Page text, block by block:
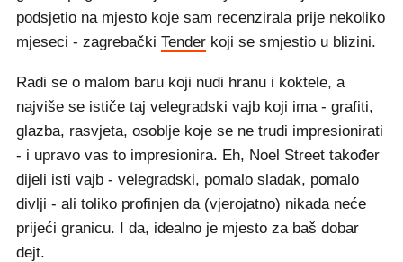
podsjetio na mjesto koje sam recenzirala prije nekoliko
mjeseci - zagrebački Tender koji se smjestio u blizini.
Radi se o malom baru koji nudi hranu i koktele, a
najviše se ističe taj velegradski vajb koji ima - grafiti,
glazba, rasvjeta, osoblje koje se ne trudi impresionirati
- i upravo vas to impresionira. Eh, Noel Street također
dijeli isti vajb - velegradski, pomalo sladak, pomalo
divlji - ali toliko profinjen da (vjerojatno) nikada neće
prijeći granicu. I da, idealno je mjesto za baš dobar
dejt.